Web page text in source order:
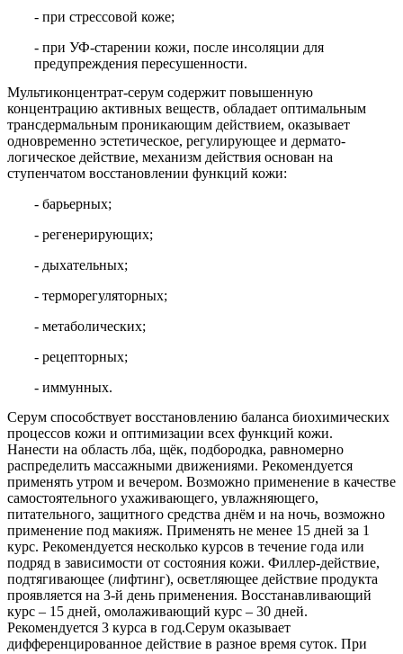
- при стрессовой коже;
- при УФ-старении кожи, после инсоляции для
предупреждения пересушенности.
Мультиконцентрат-серум содержит повышенную
концентрацию активных веществ, обладает оптимальным
трансдермальным проникающим действием, оказывает
одновременно эстетическое, регулирующее и дермато-
логическое действие, механизм действия основан на
ступенчатом восстановлении функций кожи:
- барьерных;
- регенерирующих;
- дыхательных;
- терморегуляторных;
- метаболических;
- рецепторных;
- иммунных.
Серум способствует восстановлению баланса биохимических
процессов кожи и оптимизации всех функций кожи.
Нанести на область лба, щёк, подбородка, равномерно
распределить массажными движениями. Рекомендуется
применять утром и вечером. Возможно применение в качестве
самостоятельного ухаживающего, увлажняющего,
питательного, защитного средства днём и на ночь, возможно
применение под макияж. Применять не менее 15 дней за 1
курс. Рекомендуется несколько курсов в течение года или
подряд в зависимости от состояния кожи. Филлер-действие,
подтягивающее (лифтинг), осветляющее действие продукта
проявляется на 3-й день применения. Восстанавливающий
курс – 15 дней, омолаживающий курс – 30 дней.
Рекомендуется 3 курса в год.Серум оказывает
дифференцированное действие в разное время суток. При